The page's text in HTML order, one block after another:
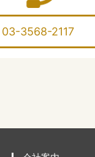
03-3568-2117